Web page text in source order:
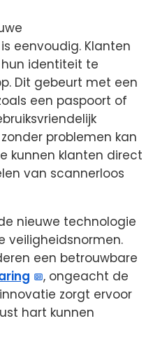
eenvoudig. Klanten
identiteit te
Dit gebeurt met een
een paspoort of
problemen kan
kunnen klanten direct
van scannerloos
nieuwe technologie
veiligheidsnormen.
een betrouwbare
, ongeacht de
zorgt ervoor
hart kunnen